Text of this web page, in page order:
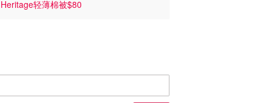
Heritage轻薄棉被$80